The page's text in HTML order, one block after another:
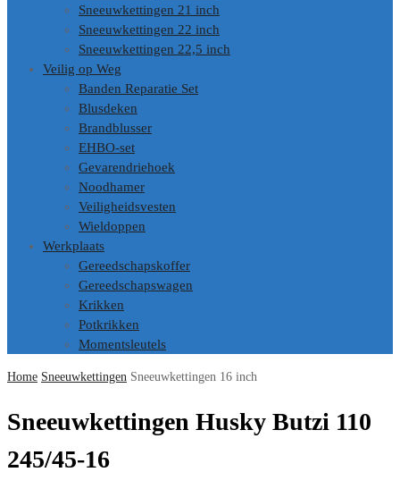
Sneeuwkettingen 21 inch
Sneeuwkettingen 22 inch
Sneeuwkettingen 22,5 inch
Veilig op Weg
Banden Reparatie Set
Blusdeken
Brandblusser
EHBO-set
Gevarendriehoek
Noodhamer
Veiligheidsvesten
Wieldoppen
Werkplaats
Gereedschapskoffer
Gereedschapswagen
Krikken
Potkrikken
Momentsleutels
Home Sneeuwkettingen Sneeuwkettingen 16 inch
Sneeuwkettingen Husky Butzi 110
245/45-16